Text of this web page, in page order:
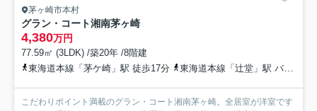
茅ヶ崎市本村
グラン・コート湘南茅ヶ崎
4,380万円
77.59㎡ (3LDK) /築20年 /8階建
東海道本線「茅ケ崎」駅 徒歩17分
東海道本線「辻堂」駅 バス24分 神奈川中央交通「本村五丁目」 停歩4分
こだわりポイント満載のグラン・コート湘南茅ヶ崎。全居室が洋室です